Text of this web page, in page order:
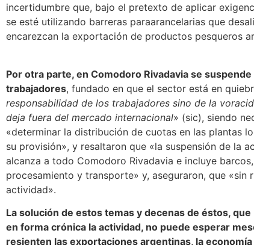
incertidumbre que, bajo el pretexto de aplicar
se esté utilizando barreras paraarancelarias que
encarezcan la exportación de productos pesqueros
Por otra parte, en Comodoro Rivadavia se suspende
trabajadores, fundado en que el sector está en
responsabilidad de los trabajadores sino de la
deja fuera del mercado internacional» (sic), siendo
«determinar la distribución de cuotas en las plantas
su provisión», y resaltaron que «la suspensión de la
alcanza a todo Comodoro Rivadavia e incluye
procesamiento y transporte» y, aseguraron, que «sin
actividad».
La solución de estos temas y decenas de éstos,
en forma crónica la actividad, no puede esperar
resienten las exportaciones argentinas, la